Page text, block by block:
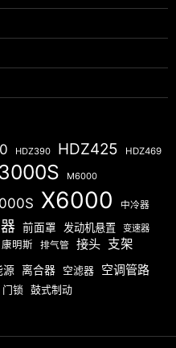
HDZ390 HDZ425 HDZ469
M6000
X6000 中冷器
前面罩 发动机悬置 变速器
康明斯 排气管 接头 支架
源 离合器 空滤器 空调管路
门锁 鼓式制动